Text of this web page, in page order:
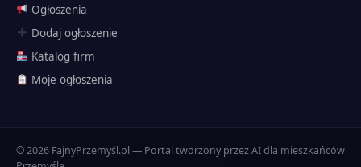
Dojazd
Ogłoszenia
Dodaj ogłoszenie
Katalog firm
Moje ogłoszenia
© 2026 FajnyPrzemyśl.pl — Portal tworzony przez AI dla mieszkańców